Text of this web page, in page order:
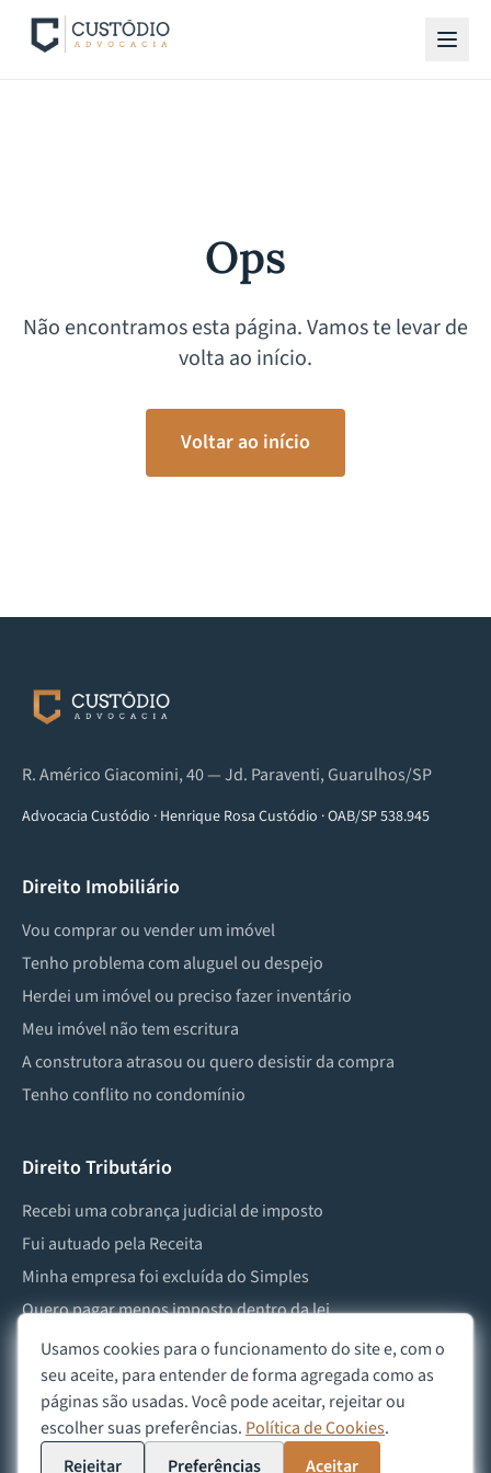
Ops
Não encontramos esta página. Vamos te levar de
volta ao início.
Voltar ao início
R. Américo Giacomini, 40 — Jd. Paraventi, Guarulhos/SP
Advocacia Custódio · Henrique Rosa Custódio ·OAB/SP 538.945
Direito Imobiliário
Vou comprar ou vender um imóvel
Tenho problema com aluguel ou despejo
Herdei um imóvel ou preciso fazer inventário
Meu imóvel não tem escritura
A construtora atrasou ou quero desistir da compra
Tenho conflito no condomínio
Direito Tributário
Recebi uma cobrança judicial de imposto
Fui autuado pela Receita
Minha empresa foi excluída do Simples
Quero pagar menos imposto dentro da lei
Preciso lidar com imposto de herança ou doação
2026Advocacia Custódio
Política de Privacidade Política de Cookies Aviso Legal
Usamos cookies para o funcionamento do site e, com o
seu aceite, para entender de forma agregada como as
páginas são usadas. Você pode aceitar, rejeitar ou
escolher suas preferências. Política de Cookies.
Rejeitar
Preferências Aceitar